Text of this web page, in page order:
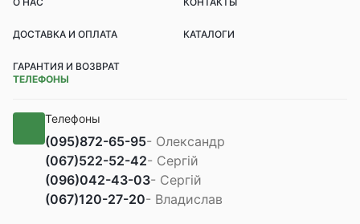
ДОСТАВКА И ОПЛАТА КАТАЛОГИ
ГАРАНТИЯ И ВОЗВРАТ
ТЕЛЕФОНЫ
Телефоны
(095)872-65-95- Олександр
(067)522-52-42- Сергій
(096)042-43-03- Сергій
(067)120-27-20- Владислав